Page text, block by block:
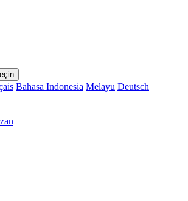
Bahasa Indonesia Melayu Deutsch